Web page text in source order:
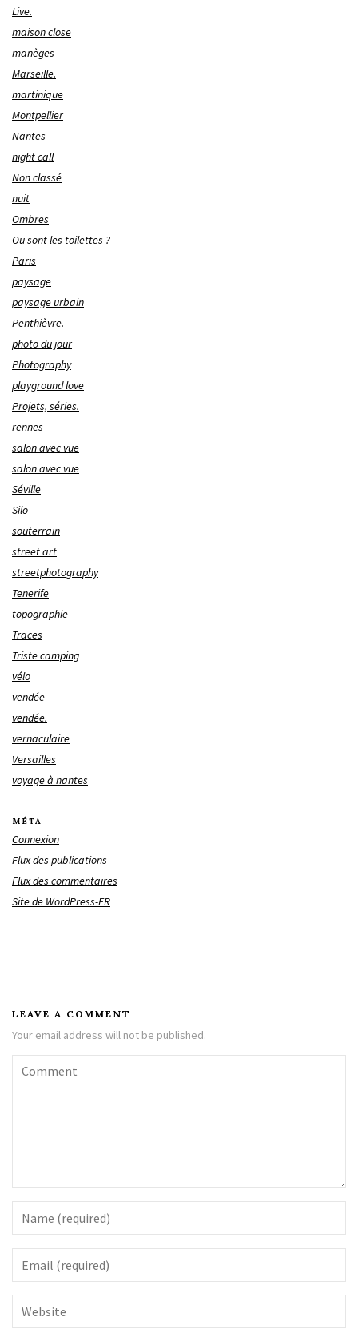
Live.
maison close
manèges
Marseille.
martinique
Montpellier
Nantes
night call
Non classé
nuit
Ombres
Ou sont les toilettes ?
Paris
paysage
paysage urbain
Penthièvre.
photo du jour
Photography
playground love
Projets, séries.
rennes
salon avec vue
salon avec vue
Séville
Silo
souterrain
street art
streetphotography
Tenerife
topographie
Traces
Triste camping
vélo
vendée
vendée.
vernaculaire
Versailles
voyage à nantes
MÉTA
Connexion
Flux des publications
Flux des commentaires
Site de WordPress-FR
LEAVE A COMMENT
Your email address will not be published.